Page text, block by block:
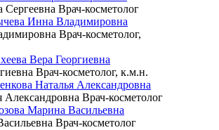
Сергеевна Врач-косметолог
Врач-косметолог,
Врач-косметолог, к.м.н.
Александровна Врач-косметолог
Врач-косметолог